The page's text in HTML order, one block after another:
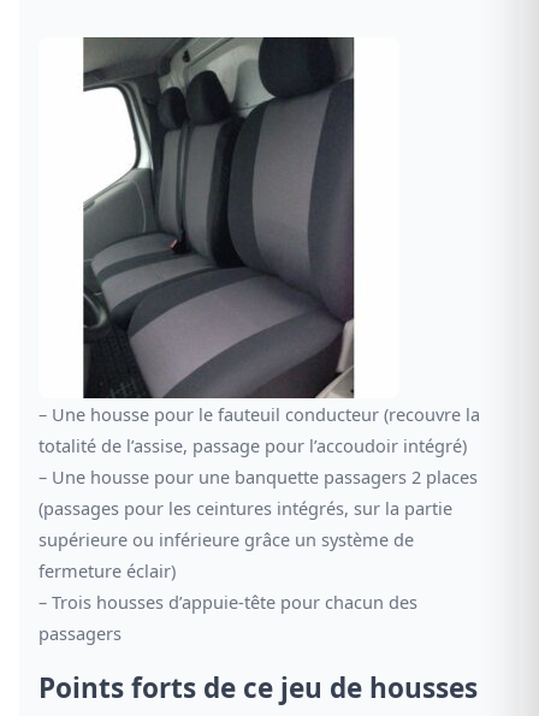
– Une housse pour le fauteuil conducteur (recouvre la
totalité de l’assise, passage pour l’accoudoir intégré)
– Une housse pour une banquette passagers 2 places
(passages pour les ceintures intégrés, sur la partie
supérieure ou inférieure grâce un système de
fermeture éclair)
– Trois housses d’appuie-tête pour chacun des
passagers
Points forts de ce jeu de housses